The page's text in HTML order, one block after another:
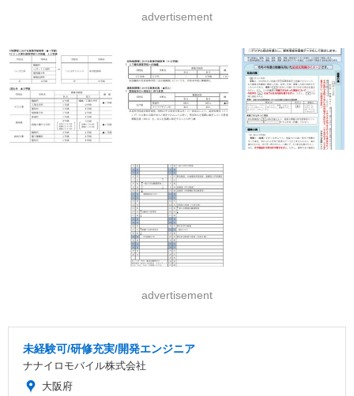
advertisement
advertisement
未経験可/研修充実/開発エンジニア
ナナイロモバイル株式会社
大阪府